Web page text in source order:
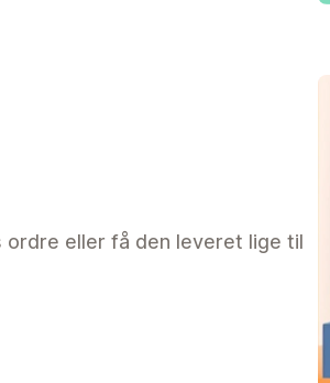
ordre eller få den leveret lige til